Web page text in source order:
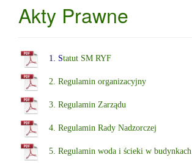
Akty Prawne
1. Statut SM RYF
2. Regulamin organizacyjny
3. Regulamin Zarządu
4. Regulamin Rady Nadzorczej
5. Regulamin woda i ścieki w budynkach